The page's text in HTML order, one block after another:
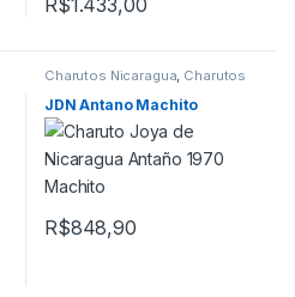
R$1.433,00
Charutos Nicaragua, Charutos
JDN Antano Machito
R$848,90